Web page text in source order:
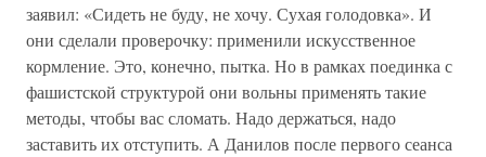
заявил: «Сидеть не буду, не хочу. Сухая голодовка». И
они сделали проверочку: применили искусственное
кормление. Это, конечно, пытка. Но в рамках поединка с
фашистской структурой они вольны применять такие
методы, чтобы вас сломать. Надо держаться, надо
заставить их отступить. А Данилов после первого сеанса